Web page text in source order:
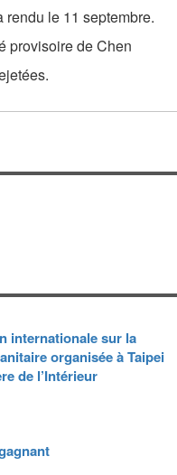
le 11 septembre.
provisoire de Chen
internationale sur la
organisée à Taipei
de l’Intérieur